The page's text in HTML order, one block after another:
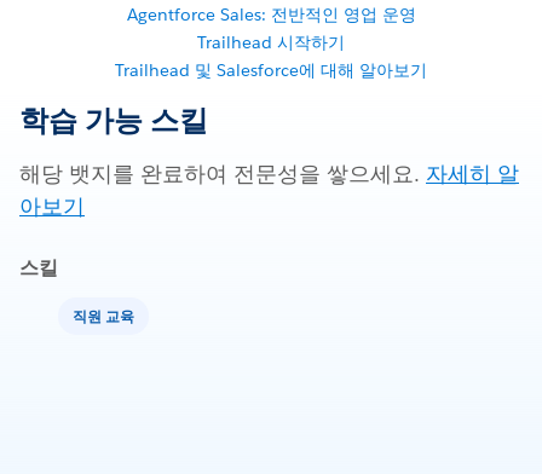
Agentforce Sales: 전반적인 영업 운영
Trailhead 시작하기
Trailhead 및 Salesforce에 대해 알아보기
학습 가능 스킬
해당 뱃지를 완료하여 전문성을 쌓으세요. 자세히 알
아보기
스킬
직원 교육